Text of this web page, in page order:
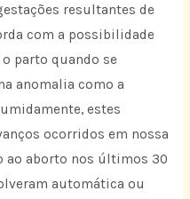
resultantes de
com a possibilidade
parto quando se
anomalia como a
estes
ocorridos em nossa
ao aborto nos últimos 30
automática ou